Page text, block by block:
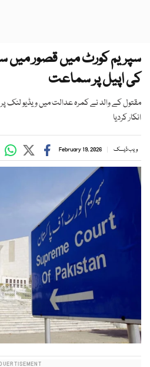
سپریم کورٹ میں قصور میں
کی اپیل پر سماعت
مقتول کے والد نے کمرہ عدالت میں ویڈیو لنک
انکار کردیا
ویب ڈیسک February 19, 2026